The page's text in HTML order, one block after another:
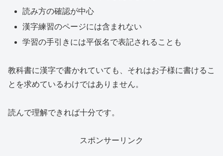
読み方の確認が中心
漢字練習のページには含まれない
学習の手引きには平仮名で表記されることも
教科書に漢字で書かれていても、それはお子様に書けるこ
とを求めているわけではありません。
読んで理解できれば十分です。
スポンサーリンク